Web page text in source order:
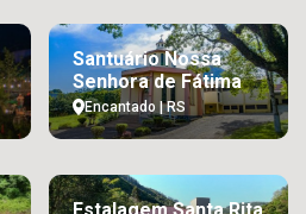
Santuário Nossa
Senhora de Fátima
Encantado | RS